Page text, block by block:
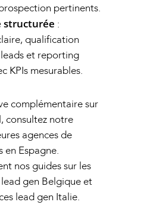
pertinents.
structurée :
qualification
et reporting
KPIs mesurables.
complémentaire sur
consultez notre
agences de
en Espagne.
nos guides sur les
gen Belgique et
lead gen Italie.